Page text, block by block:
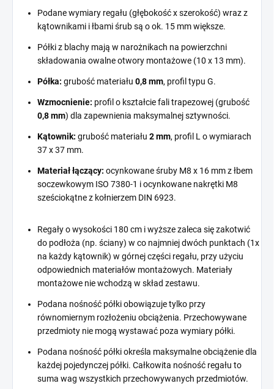
Podane wymiary regału (głębokość x szerokość) wraz z
kątownikami i łbami śrub są o ok. 15 mm większe.
Półki z blachy mają w narożnikach na powierzchni
składowania owalne otwory montażowe (10 x 13 mm).
Półka: grubość materiału 0,8 mm, profil typu G.
Wzmocnienie: profil o kształcie fali trapezowej (grubość
0,8 mm) dla zapewnienia maksymalnej sztywności.
Kątownik: grubość materiału 2 mm, profil L o wymiarach
37 x 37 mm.
Materiał łączący: ocynkowane śruby M8 x 16 mm z łbem
soczewkowym ISO 7380-1 i ocynkowane nakrętki M8
sześciokątne z kołnierzem DIN 6923.
Regały o wysokości 180 cm i wyższe zaleca się zakotwić
do podłoża (np. ściany) w co najmniej dwóch punktach (1x
na każdy kątownik) w górnej części regału, przy użyciu
odpowiednich materiałów montażowych. Materiały
montażowe nie wchodzą w skład zestawu.
Podana nośność półki obowiązuje tylko przy
równomiernym rozłożeniu obciążenia. Przechowywane
przedmioty nie mogą wystawać poza wymiary półki.
Podana nośność półki określa maksymalne obciążenie dla
każdej pojedynczej półki. Całkowita nośność regału to
suma wag wszystkich przechowywanych przedmiotów.